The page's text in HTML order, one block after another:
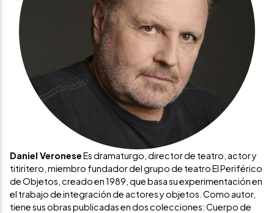
Daniel VeroneseEs dramaturgo, director de teatro, actor y
titiritero, miembro fundador del grupo de teatro El Periférico
de Objetos, creado en 1989, que basa su experimentación en
el trabajo de integración de actores y objetos. Como autor,
tiene sus obras publicadas en dos colecciones: Cuerpo de